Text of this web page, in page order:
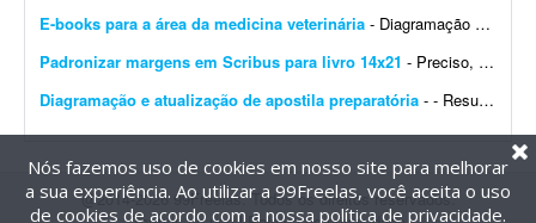
E-books para a área da medicina veterinária - Diagramação de e-books. Tenho uma esteira quase finalizada. O texto dos e-books já foi concluído, mas o material precisa passar pela diagramação.
Padronizar margens em Scribus para livro 14x21 - Preciso, com urgência, que um arquivo seja padronizado nas margens no Scribus para livro, formato 14x21, sangria de 5 mm e marcas de corte. Prazo: até amanhã às 14:00. T...
Diagramação e atualização de apostila preparatória - - Resumo do Projeto Buscamos um(a) diagramador(a) para atualizar uma apostila preparatória para certificação financeira (C-Pro I) com base na nova versão do programa. O ...
@2014-2026 99Freelas. Todos os direitos reservados.
Nós fazemos uso de cookies em nosso site para melhorar
a sua experiência. Ao utilizar a 99Freelas, você aceita o uso
de cookies de acordo com a nossa política de privacidade.